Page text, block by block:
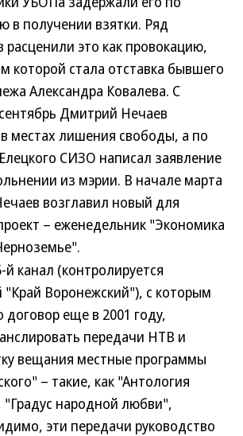
в получении взятки. Ряд
расценили это как провокацию,
которой стала отставка бывшего
Александра Ковалева. С
Дмитрий Нечаев
местах лишения свободы, а по
СИЗО написал заявление
из мэрии. В начале марта
возглавил новый для
– еженедельник "Экономика
канал (контролируется
"Край Воронежский"), с которым
еще в 2001 году,
передачи НТВ и
вещания местные программы
– такие, как "Антология
"Градус народной любви",
эти передачи руководство